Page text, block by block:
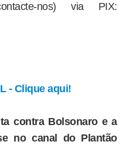
nos) via PIX:
- Clique aqui!
contra Bolsonaro e a
no canal do Plantão